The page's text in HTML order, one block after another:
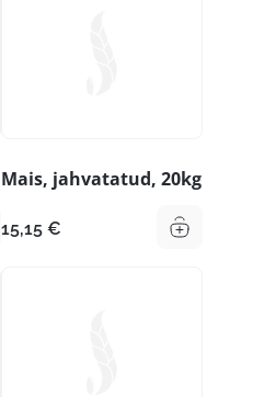
Mais, jahvatatud, 20kg
15,15 €